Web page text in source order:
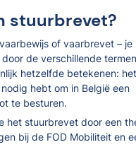
stuurbrevet?
of vaarbrevet – je
de verschillende
hetzelfde betekenen:
hebt om in België een
te besturen.
het stuurbrevet door een
bij de FOD Mobiliteit en